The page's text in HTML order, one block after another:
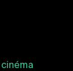
cinéma